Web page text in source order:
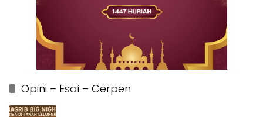
Opini – Esai – Cerpen